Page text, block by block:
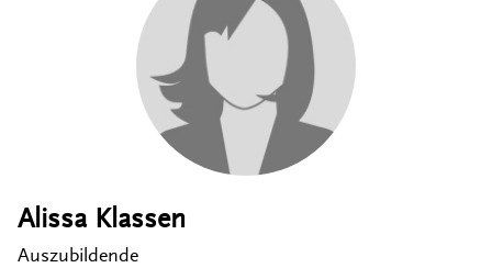
Alissa Klassen
Auszubildende